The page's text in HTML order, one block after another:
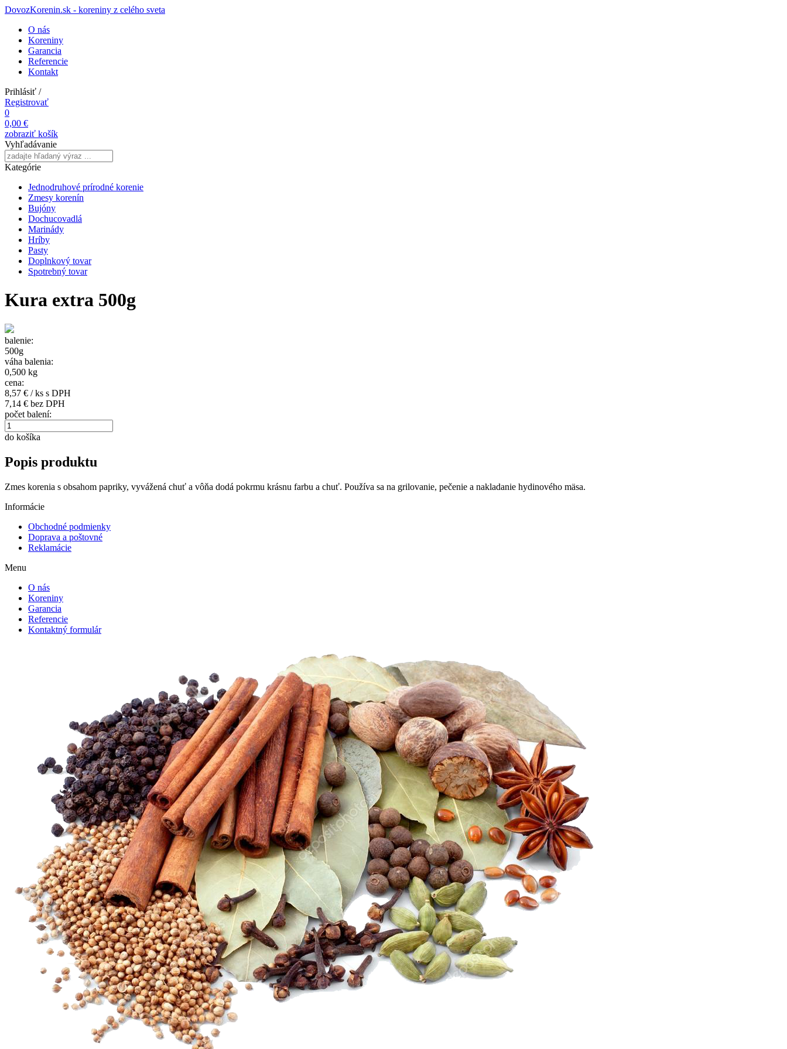
DovozKorenin.sk - koreniny z celého sveta
O nás
Koreniny
Garancia
Referencie
Kontakt
Prihlásiť /
Registrovať
0
0,00 €
zobraziť košík
Vyhľadávanie
Kategórie
Jednodruhové prírodné korenie
Zmesy korenín
Bujóny
Dochucovadlá
Marinády
Hríby
Pasty
Doplnkový tovar
Spotrebný tovar
Kura extra 500g
balenie:
500g
váha balenia:
0,500 kg
cena:
8,57 € / ks s DPH
7,14 € bez DPH
počet balení:
do košíka
Popis produktu
Zmes korenia s obsahom papriky, vyvážená chuť a vôňa dodá pokrmu krásnu farbu a chuť. Používa sa na grilovanie, pečenie a nakladanie hydinového mäsa.
Informácie
Obchodné podmienky
Doprava a poštovné
Reklamácie
Menu
O nás
Koreniny
Garancia
Referencie
Kontaktný formulár